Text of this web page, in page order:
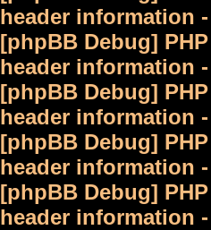
header information
[phpBB Debug]
header information
[phpBB Debug]
header information
[phpBB Debug]
header information
[phpBB Debug]
header information